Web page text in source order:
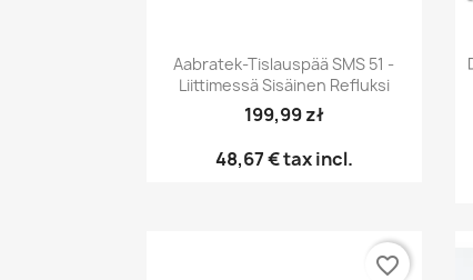
Pikakatselu
Aabratek-Tislauspää SMS 51 -
Liittimessä Sisäinen Refluksi
199,99 zł
48,67 €tax incl.
favorite_border